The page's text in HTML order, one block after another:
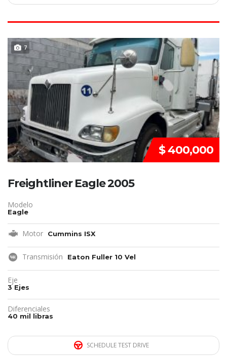
7 REMATE!!!
$ 400,000
Freightliner Eagle 2005
Modelo
Eagle
Motor Cummins ISX
Transmisión Eaton Fuller 10 Vel
Eje
3 Ejes
Diferenciales
40 mil libras
SCHEDULE TEST DRIVE